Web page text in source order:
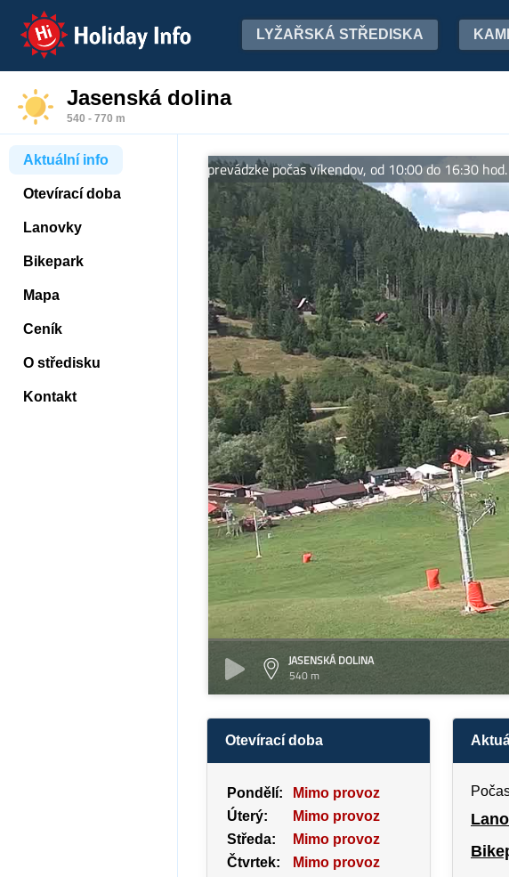
Holiday Info LYŽAŘSKÁ STŘEDISKA
Jasenská dolina
540 - 770 m
Aktuální info
Otevírací doba
Lanovky
Bikepark
Mapa
Ceník
O středisku
Kontakt
Bikepark a lanovka v prevádzke počas víkendov, od 10:00 do 16:30 hod.
JASENSKÁ DOLINA
540 m
Otevírací doba
Pondělí:
Mimo provoz
Úterý:
Mimo provoz
Středa:
Mimo provoz
Čtvrtek:
Mimo provoz